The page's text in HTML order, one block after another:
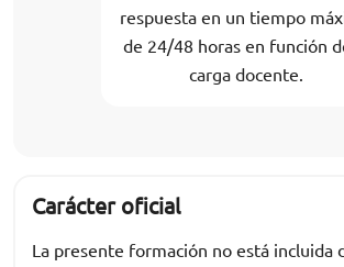
respuesta en un tiempo
de 24/48 horas en función
carga docente.
Carácter oficial
La presente formación no está incluida